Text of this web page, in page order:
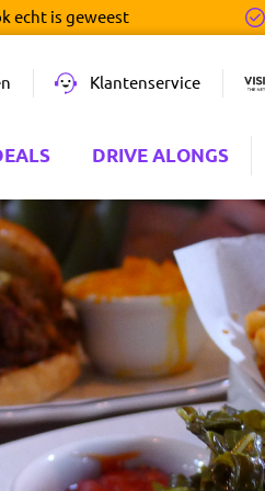
echt is geweest
Klantenservice
DRIVE ALONGS